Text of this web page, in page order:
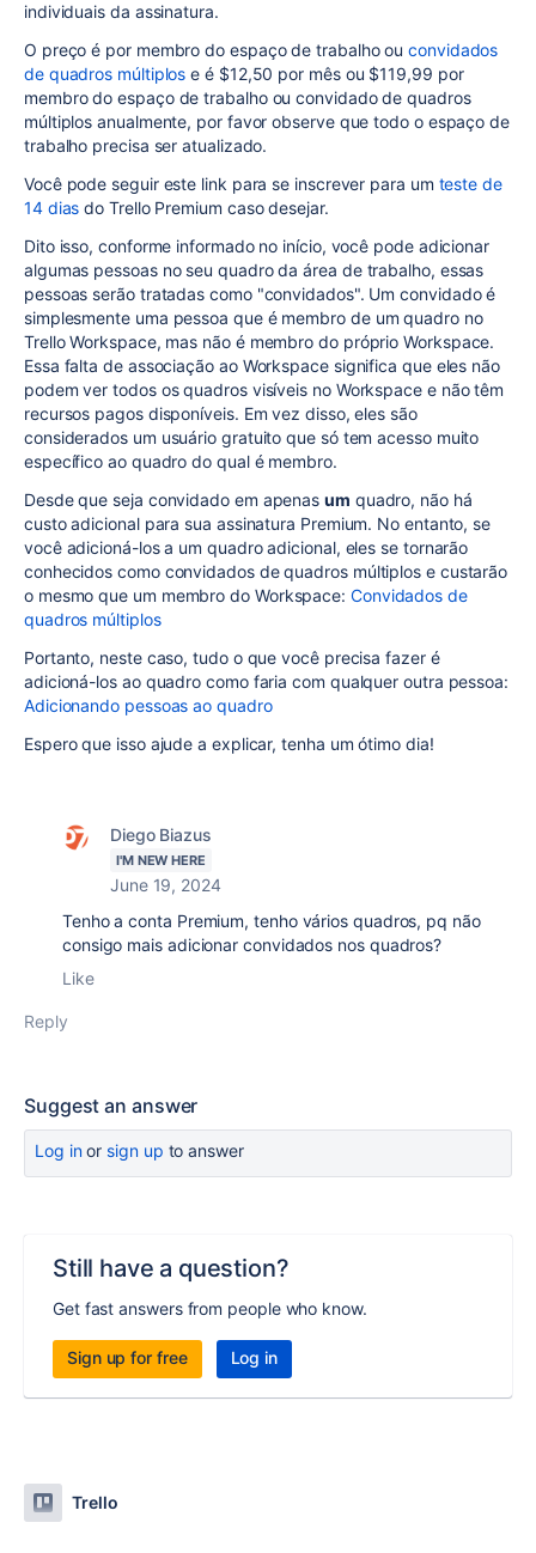
individuais da assinatura.
O preço é por membro do espaço de trabalho ouconvidados
de quadros múltiplos e é $12,50 por mês ou $119,99 por
membro do espaço de trabalho ou convidado de quadros
múltiplos anualmente, por favor observe que todo o espaço de
trabalho precisa ser atualizado.
Você pode seguir este link para se inscrever para um teste de
14 dias do Trello Premium caso desejar.
Dito isso, conforme informado no início, você pode adicionar
algumas pessoas no seu quadro da área de trabalho, essas
pessoas serão tratadas como "convidados". Um convidado é
simplesmente uma pessoa que é membro de um quadro no
Trello Workspace, mas não é membro do próprio Workspace.
Essa falta de associação ao Workspace significa que eles não
podem ver todos os quadros visíveis no Workspace e não têm
recursos pagos disponíveis. Em vez disso, eles são
considerados um usuário gratuito que só tem acesso muito
específico ao quadro do qual é membro.
Desde que seja convidado em apenasum quadro, não há
custo adicional para sua assinatura Premium. No entanto, se
você adicioná-los a um quadro adicional, eles se tornarão
conhecidos como convidados de quadros múltiplos e custarão
o mesmo que um membro do Workspace: Convidados de
quadros múltiplos
Portanto, neste caso, tudo o que você precisa fazer é
adicioná-los ao quadro como faria com qualquer outra pessoa:
Adicionando pessoas ao quadro
Espero que isso ajude a explicar, tenha um ótimo dia!
Diego Biazus
I'M NEW HERE
June 19, 2024
Tenho a conta Premium, tenho vários quadros, pq não
consigo mais adicionar convidados nos quadros?
Like
Reply
Suggest an answer
Log inor sign up to answer
Still have a question?
Get fast answers from people who know.
Sign up for free Log in
Trello